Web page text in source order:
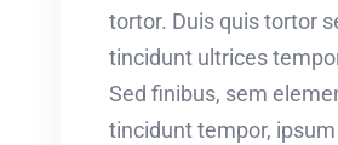
tortor. Duis quis tortor
tincidunt ultrices
Sed finibus, sem
tincidunt tempor,